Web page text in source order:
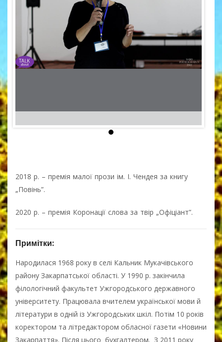
2018 р. – премія малої прози ім. І. Чендея за книгу
„Повінь”.
2020 р. – премія Коронації слова за твір „Офіціант”.
Примітки:
Народилася 1968 року в селі Кальник Мукачівського
району Закарпатської області. У 1990 р. закінчила
філологічний факультет Ужгородського державного
університету. Працювала вчителем української мови й
літератури в одній із Ужгородських шкіл. Потім 10 років
коректором та літредактором обласної газети «Новини
Закарпаття». Після цього бухгалтером. З 2011 року